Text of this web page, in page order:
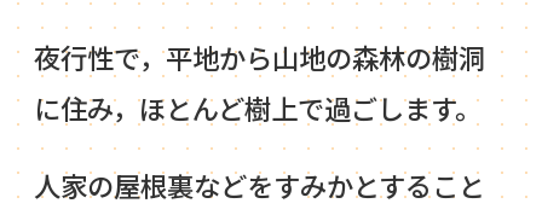
夜行性で，平地から山地の森林の樹洞
に住み，ほとんど樹上で過ごします。
人家の屋根裏などをすみかとすること